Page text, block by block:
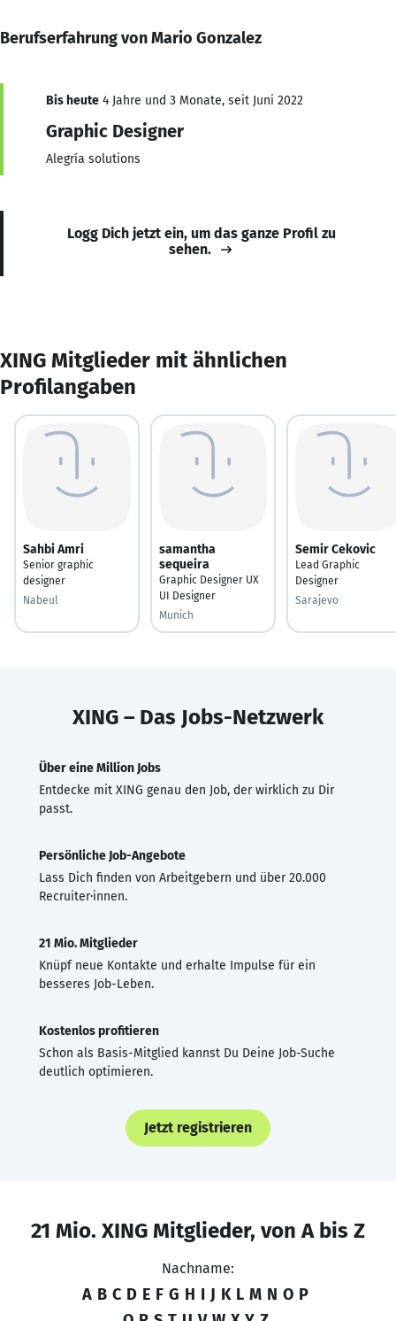
Berufserfahrung von Mario Gonzalez
Bis heute 4 Jahre und 3 Monate, seit Juni 2022
Graphic Designer
Alegría solutions
Logg Dich jetzt ein, um das ganze Profil zu
sehen.
XING Mitglieder mit ähnlichen
Profilangaben
Sahbi Amri
Senior graphic
designer
Nabeul
samantha
sequeira
Graphic Designer UX
UI Designer
Munich
Semir Cekovic
Lead Graphic
Designer
Sarajevo
XING – Das Jobs-Netzwerk
Über eine Million Jobs
Entdecke mit XING genau den Job, der wirklich zu Dir
passt.
Persönliche Job-Angebote
Lass Dich finden von Arbeitgebern und über 20.000
Recruiter·innen.
21 Mio. Mitglieder
Knüpf neue Kontakte und erhalte Impulse für ein
besseres Job-Leben.
Kostenlos profitieren
Schon als Basis-Mitglied kannst Du Deine Job-Suche
deutlich optimieren.
Jetzt registrieren
21 Mio. XING Mitglieder, von A bis Z
Nachname:
A B C D E F G H I J K L M N O P